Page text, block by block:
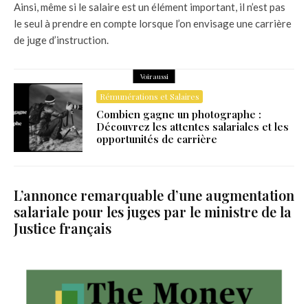
Ainsi, même si le salaire est un élément important, il n’est pas
le seul à prendre en compte lorsque l’on envisage une carrière
de juge d’instruction.
Voir aussi
Rémunérations et Salaires
Combien gagne un photographe :
Découvrez les attentes salariales et les
opportunités de carrière
L’annonce remarquable d’une augmentation
salariale pour les juges par le ministre de la
Justice français